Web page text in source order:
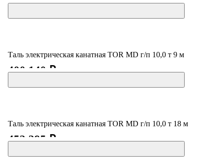
Таль электрическая канатная TOR MD г/п 10,0 т 9 м
400 140 ₽
Таль электрическая канатная TOR MD г/п 10,0 т 18 м
452 295 ₽